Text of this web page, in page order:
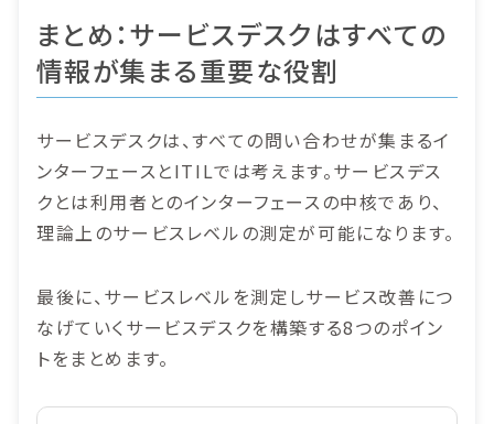
まとめ：サービスデスクはすべての
情報が集まる重要な役割
サービスデスクは、すべての問い合わせが集まるイ
ンターフェースとITILでは考えます。サービスデス
クとは利用者とのインターフェースの中核であり、
理論上のサービスレベルの測定が可能になります。
最後に、サービスレベルを測定しサービス改善につ
なげていくサービスデスクを構築する8つのポイン
トをまとめます。